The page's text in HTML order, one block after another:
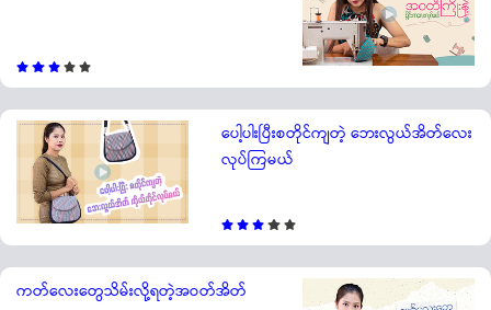
ပေါ့ပါးပြီးစတိုင်ကျတဲ့ ဘေးလွယ်အိတ်လေး
လုပ်ကြမယ်
ကတ်လေးတွေသိမ်းလို့ရတဲ့အဝတ်အိတ်